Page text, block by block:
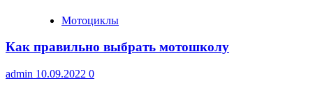
Мотоциклы
Как правильно выбрать мотошколу
admin 10.09.2022 0